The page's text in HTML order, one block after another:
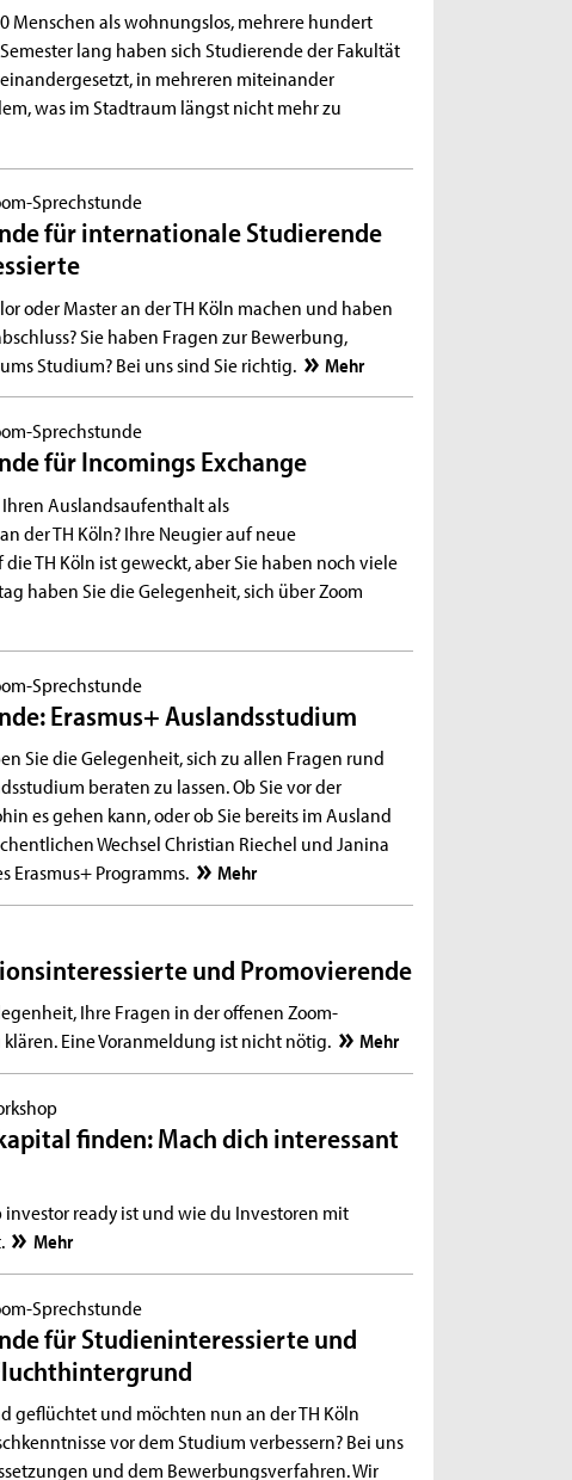
Menschen als wohnungslos, mehrere hundert
lang haben sich Studierende der Fakultät
in mehreren miteinander
was im Stadtraum längst nicht mehr zu
Sprechstunde
für internationale Studierende
oder Master an der TH Köln machen und haben
Sie haben Fragen zur Bewerbung,
Studium? Bei uns sind Sie richtig.
Mehr
Sprechstunde
für Incomings Exchange
Auslandsaufenthalt als
der TH Köln? Ihre Neugier auf neue
TH Köln ist geweckt, aber Sie haben noch viele
haben Sie die Gelegenheit, sich über Zoom
Sprechstunde
Erasmus+ Auslandsstudium
Sie die Gelegenheit, sich zu allen Fragen rund
beraten zu lassen. Ob Sie vor der
es gehen kann, oder ob Sie bereits im Ausland
Wechsel Christian Riechel und Janina
Erasmus+ Programms.
Mehr
und Promovierende
Ihre Fragen in der offenen Zoom-
Eine Voranmeldung ist nicht nötig.
Mehr
finden: Mach dich interessant
ready ist und wie du Investoren mit
Mehr
Sprechstunde
für Studieninteressierte und
geflüchtet und möchten nun an der TH Köln
vor dem Studium verbessern? Bei uns
und dem Bewerbungsverfahren. Wir